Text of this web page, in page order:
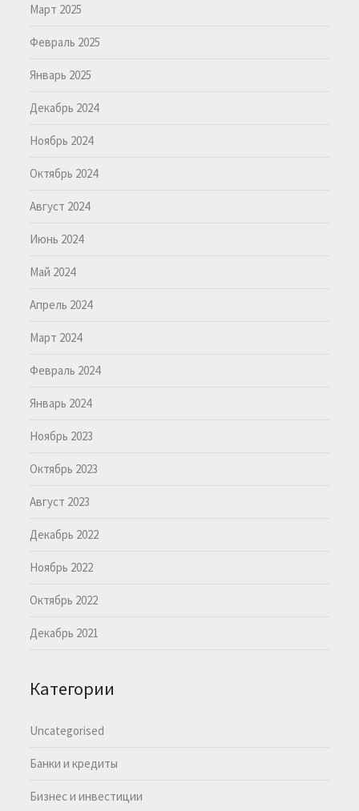
Март 2025
Февраль 2025
Январь 2025
Декабрь 2024
Ноябрь 2024
Октябрь 2024
Август 2024
Июнь 2024
Май 2024
Апрель 2024
Март 2024
Февраль 2024
Январь 2024
Ноябрь 2023
Октябрь 2023
Август 2023
Декабрь 2022
Ноябрь 2022
Октябрь 2022
Декабрь 2021
Категории
Uncategorised
Банки и кредиты
Бизнес и инвестиции